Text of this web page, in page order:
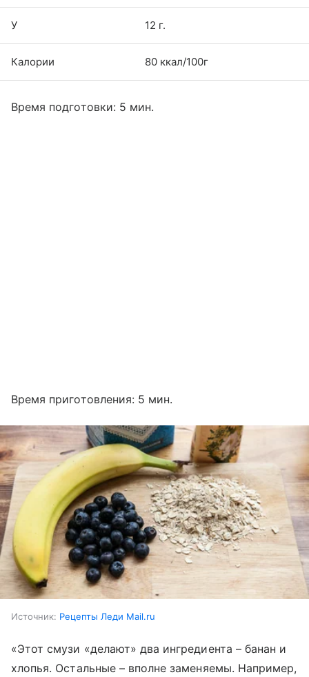
У 12 г.
Калории 80 ккал/100г
Время подготовки: 5 мин.
Время приготовления: 5 мин.
Источник: Рецепты Леди Mail.ru
«Этот смузи «делают» два ингредиента – банан и
хлопья. Остальные – вполне заменяемы. Например,